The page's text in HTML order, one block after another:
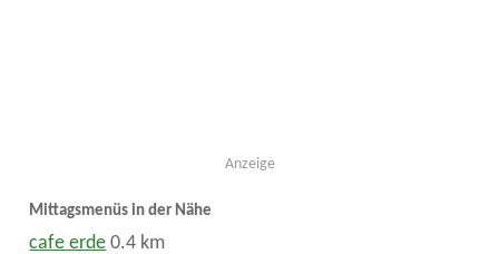
Anzeige
Mittagsmenüs in der Nähe
cafe erde 0.4 km